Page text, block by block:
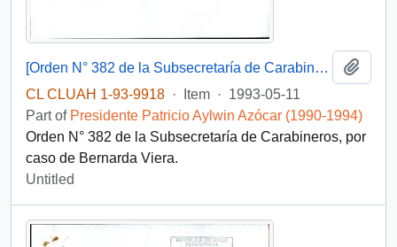
[Orden N° 382 de la Subsecretaría de Carabineros]
CL CLUAH 1-93-9918 · Item · 1993-05-11
Part of Presidente Patricio Aylwin Azócar (1990-1994)
Orden N° 382 de la Subsecretaría de Carabineros, por
caso de Bernarda Viera.
Untitled